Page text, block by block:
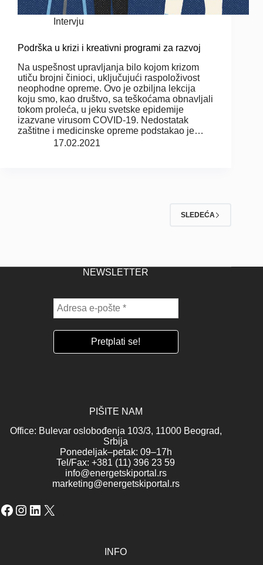
Intervju
Podrška u krizi i kreativni programi za razvoj
Na uspešnost upravljanja bilo kojom krizom
utiču brojni činioci, uključujući raspoloživost
neophodne opreme. Ovo je ozbiljna lekcija
koju smo, kao društvo, sa teškoćama obnavljali
tokom proleća, u jeku svetske epidemije
izazvane virusom COVID-19. Nedostatak
zaštitne i medicinske opreme podstakao je…
17.02.2021
SLEDEĆA
NEWSLETTER
PIŠITE NAM
Office: Bulevar oslobođenja 103/3, 11000 Beograd,
Srbija
Ponedeljak–petak: 09–17h
Tel/Fax: +381 (11) 396 23 59
info@energetskiportal.rs
marketing@energetskiportal.rs
Facebook
Instagram
LinkedIn
X
INFO